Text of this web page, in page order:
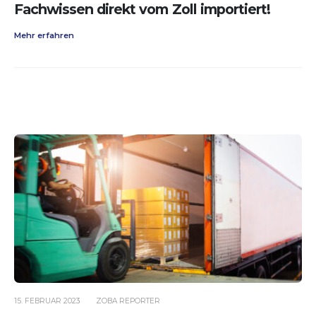
Fachwissen direkt vom Zoll importiert!
Mehr erfahren
15. FEBRUAR 2023 ZOBA REPORTER